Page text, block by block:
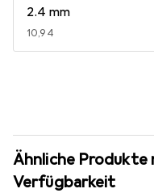
2.4 mm
EUR
10,94
Ähnliche Produkte
Verfügbarkeit